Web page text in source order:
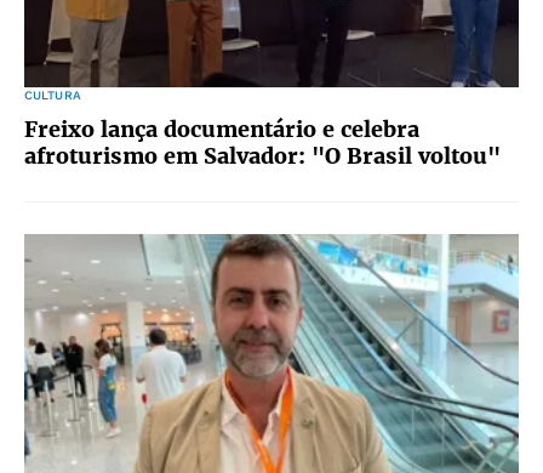
CULTURA
Freixo lança documentário e celebra
afroturismo em Salvador: "O Brasil voltou"